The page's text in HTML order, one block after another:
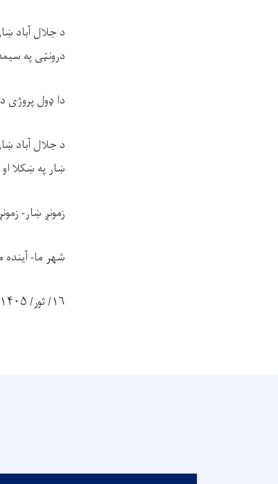
د جلال آباد
درونټی په
دا ډول پروژی
د جلال آباد
ښار په ښکلا
زمونږ ښار-
شهر ما- آینده
۱۶/ ثور/ ۱۴۰۵ هـ ش